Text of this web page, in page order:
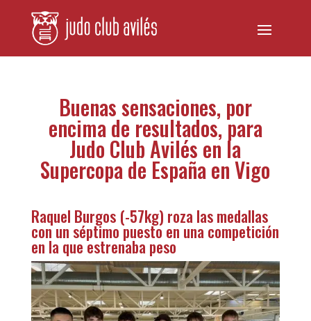
Buenas sensaciones, por
encima de resultados, para
Judo Club Avilés en la
Supercopa de España en Vigo
Raquel Burgos (-57kg) roza las medallas
con un séptimo puesto en una competición
en la que estrenaba peso